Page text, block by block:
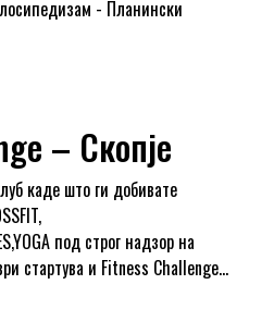
- Планински
– Скопје
каде што ги добивате
под строг надзор на
стартува и Fitness Challenge...